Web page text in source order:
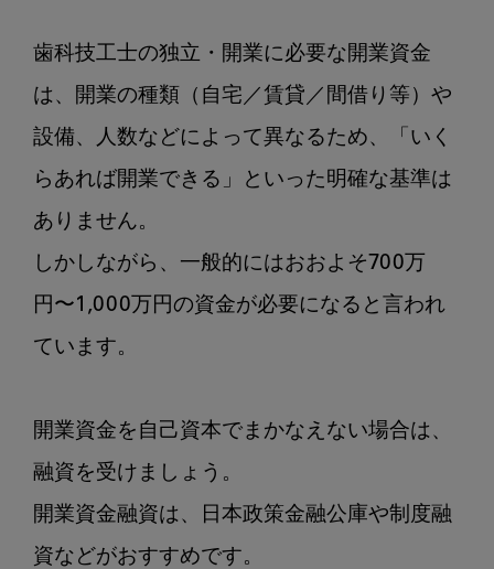
歯科技工士の独立・開業に必要な開業資金
は、開業の種類（自宅／賃貸／間借り等）や
設備、人数などによって異なるため、「いく
らあれば開業できる」といった明確な基準は
ありません。
しかしながら、一般的にはおおよそ700万
円〜1,000万円の資金が必要になると言われ
ています。
開業資金を自己資本でまかなえない場合は、
融資を受けましょう。
開業資金融資は、日本政策金融公庫や制度融
資などがおすすめです。